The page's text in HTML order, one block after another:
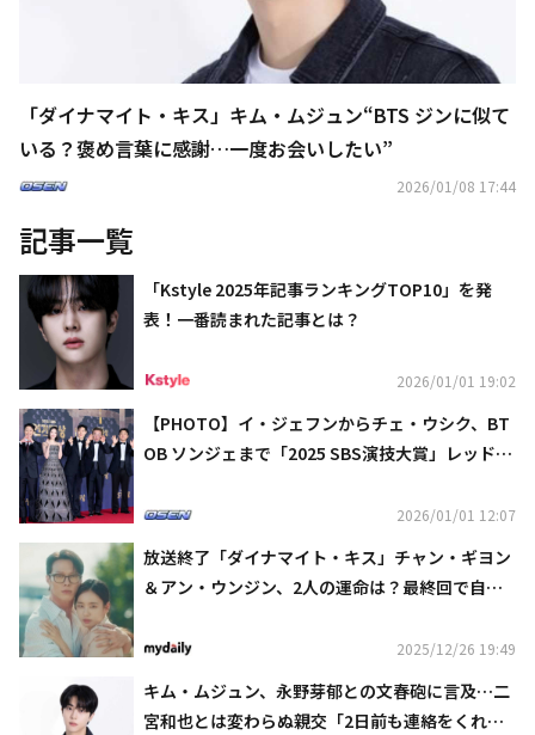
「ダイナマイト・キス」キム・ムジュン“BTS ジンに似て
いる？褒め言葉に感謝…一度お会いしたい”
2026/01/08 17:44
記事一覧
「Kstyle 2025年記事ランキングTOP10」を発
表！一番読まれた記事とは？
2026/01/01 19:02
【PHOTO】イ・ジェフンからチェ・ウシク、BT
OB ソンジェまで「2025 SBS演技大賞」レッドカ
2026/01/01 12:07
放送終了「ダイナマイト・キス」チャン・ギヨン
＆アン・ウンジン、2人の運命は？最終回で自己
2025/12/26 19:49
キム・ムジュン、永野芽郁との文春砲に言及…二
宮和也とは変わらぬ親交「2日前も連絡をくれ